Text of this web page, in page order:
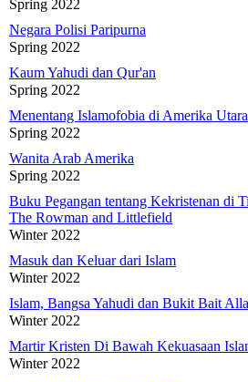
Spring 2022
Negara Polisi Paripurna
Spring 2022
Kaum Yahudi dan Qur'an
Spring 2022
Menentang Islamofobia di Amerika Utara
Spring 2022
Wanita Arab Amerika
Spring 2022
Buku Pegangan tentang Kekristenan di
The Rowman and Littlefield
Winter 2022
Masuk dan Keluar dari Islam
Winter 2022
Islam, Bangsa Yahudi dan Bukit Bait
Winter 2022
Martir Kristen Di Bawah Kekuasaan
Winter 2022